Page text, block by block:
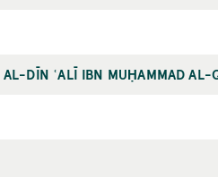
AL-DĪN ʿALĪ IBN MUḤAMMAD AL-